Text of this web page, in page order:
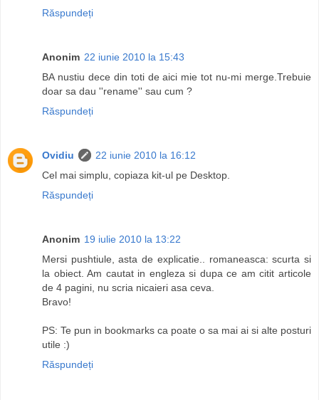
Răspundeți
Anonim 22 iunie 2010 la 15:43
BA nustiu dece din toti de aici mie tot nu-mi merge.Trebuie
doar sa dau ''rename'' sau cum ?
Răspundeți
Ovidiu
22 iunie 2010 la 16:12
Cel mai simplu, copiaza kit-ul pe Desktop.
Răspundeți
Anonim 19 iulie 2010 la 13:22
Mersi pushtiule, asta de explicatie.. romaneasca: scurta si
la obiect. Am cautat in engleza si dupa ce am citit articole
de 4 pagini, nu scria nicaieri asa ceva.
Bravo!
PS: Te pun in bookmarks ca poate o sa mai ai si alte posturi
utile :)
Răspundeți